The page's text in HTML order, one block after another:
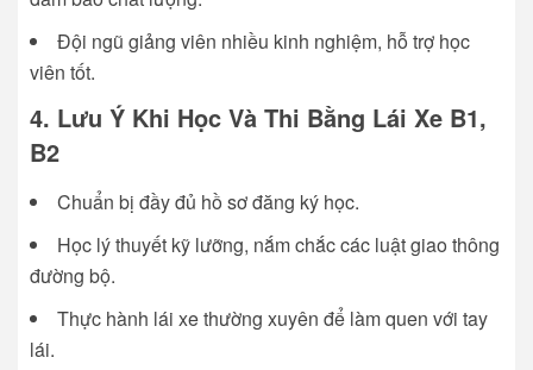
Đội ngũ giảng viên nhiều kinh nghiệm, hỗ trợ học
viên tốt.
4. Lưu Ý Khi Học Và Thi Bằng Lái Xe B1,
B2
Chuẩn bị đầy đủ hồ sơ đăng ký học.
Học lý thuyết kỹ lưỡng, nắm chắc các luật giao thông
đường bộ.
Thực hành lái xe thường xuyên để làm quen với tay
lái.